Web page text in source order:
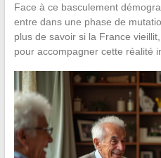
Face à ce basculement
entre dans une phase de
plus de savoir si la France
pour accompagner cette réalité